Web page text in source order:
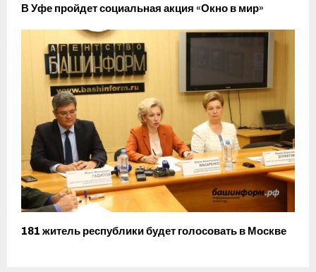
В Уфе пройдет социальная акция «Окно в мир»
181 житель республики будет голосовать в Москве